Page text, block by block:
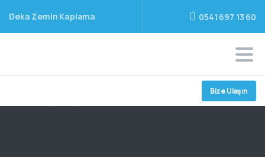
Deka Zemin Kaplama 0541 697 13 60
Bize Ulaşın